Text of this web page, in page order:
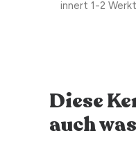
innert 1-2
Diese
auch